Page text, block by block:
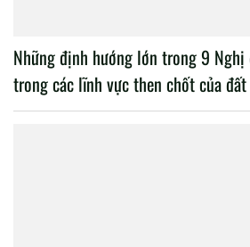
Những định hướng lớn trong 9
trong các lĩnh vực then chốt của